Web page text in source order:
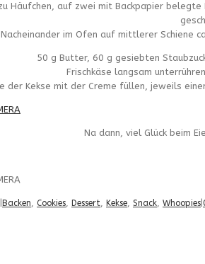
Häufchen, auf zwei mit Backpapier
Nacheinander im Ofen auf mittlerer Schiene
50 g Butter, 60 g gesiebten
Frischkäse langsam
der Kekse mit der Creme füllen, jeweils
Na dann, viel Glück beim
Backen, Cookies, Dessert, Kekse, Snack, Whoopies